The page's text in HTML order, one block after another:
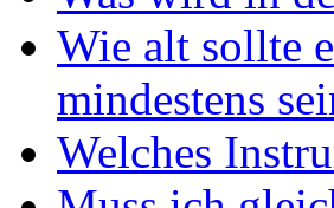
Wie alt sollte
mindestens
Welches